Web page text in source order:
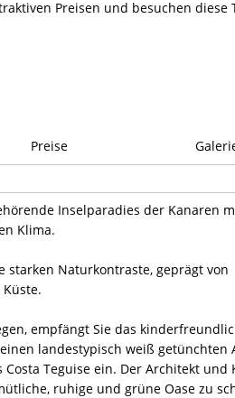
Preisen und besuchen diese
Preise
Inselparadies der Kanaren
Klima.
Naturkontraste, geprägt von
empfängt Sie das
landestypisch weiß getünchten
Teguise ein. Der Architekt und
ruhige und grüne Oase zu